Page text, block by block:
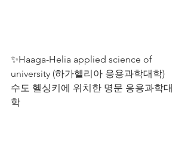
✨Haaga-Helia applied science of
university (하가헬리아 응용과학대학)
수도 헬싱키에 위치한 명문 응용과학대
학